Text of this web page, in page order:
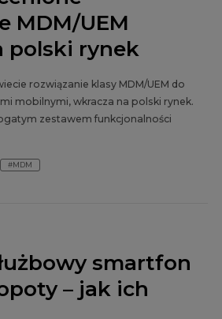
MDM/UEM
polski rynek
rozwiązanie klasy MDM/UEM do
mobilnymi, wkracza na polski rynek.
zestawem funkcjonalności
#MDM
smartfon
– jak ich